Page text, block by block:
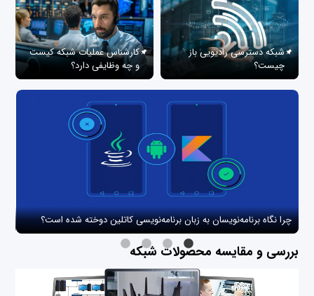
شبکه دسترسی رادیویی باز
چیست؟
کارشناس عملیات شبکه کیست
و چه وظایفی دارد؟
چرا نگاه برنامه‌نویسان به زبان برنامه‌نویسی کاتلین دوخته شده است؟
بررسی و مقایسه محصولات شبکه